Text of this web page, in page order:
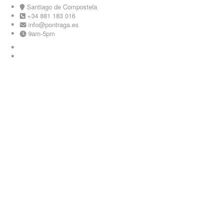
Skip
content
Santiago de Compostela
+34 881 183 016
info@pontraga.es
9am-5pm